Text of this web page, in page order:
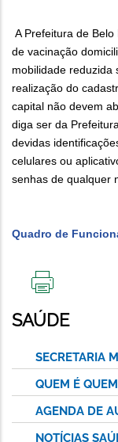
A Prefeitura de
de vacinação
mobilidade reduzida
realização do
capital não devem
diga ser da
devidas
celulares ou
senhas de qualquer
Quadro de
ESTA
PÁGINA
SAÚDE
SECRETARIA
QUEM É QUEM
AGENDA DE
NOTÍCIAS